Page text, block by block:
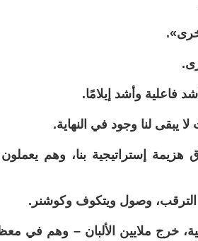
فاعلية وأشد إيلامًا.
يبقى لنا وجود في النهاية.
إستراتيجية بنا، وهم يعملون
الترقب، وصول ويتكوف وكوشنر.
خرج ملايين الألبان – وهم في